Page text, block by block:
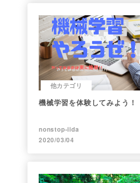
他カテゴリ
機械学習を体験してみよう！
nonstop-iida
2020/03/04